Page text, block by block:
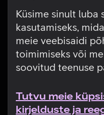
Küsime sinult luba
kasutamiseks,
meie veebisaidi
toimimiseks või
soovitud teenuse
Tutvu meie
kirjelduste ja